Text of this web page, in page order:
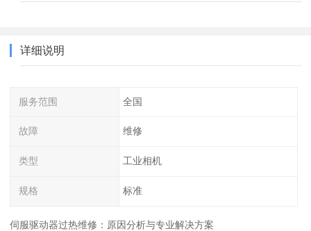
详细说明
服务范围 全国
故障 维修
类型 工业相机
规格 标准
伺服驱动器过热维修：原因分析与专业解决方案